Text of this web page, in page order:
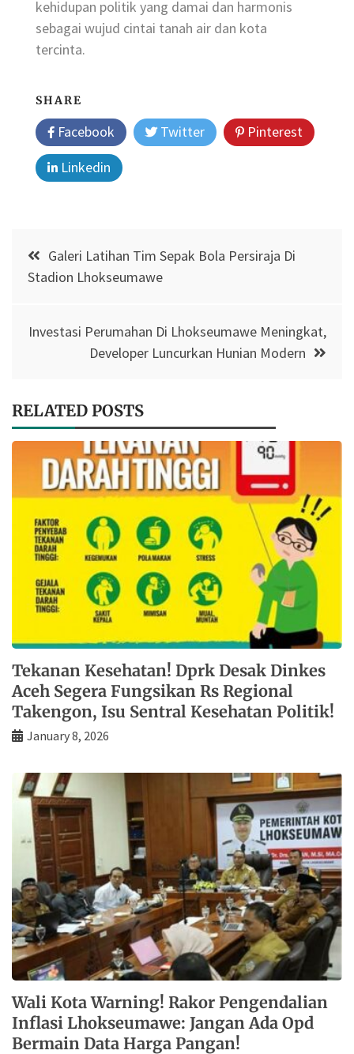
kehidupan politik yang damai dan harmonis
sebagai wujud cintai tanah air dan kota
tercinta.
SHARE
Facebook Twitter
Pinterest
Linkedin
Post
navigation
Galeri Latihan Tim Sepak Bola Persiraja Di
Stadion Lhokseumawe
Investasi Perumahan Di Lhokseumawe Meningkat,
Developer Luncurkan Hunian Modern
RELATED POSTS
Tekanan Kesehatan! Dprk Desak Dinkes
Aceh Segera Fungsikan Rs Regional
Takengon, Isu Sentral Kesehatan Politik!
January 8, 2026
Wali Kota Warning! Rakor Pengendalian
Inflasi Lhokseumawe: Jangan Ada Opd
Bermain Data Harga Pangan!